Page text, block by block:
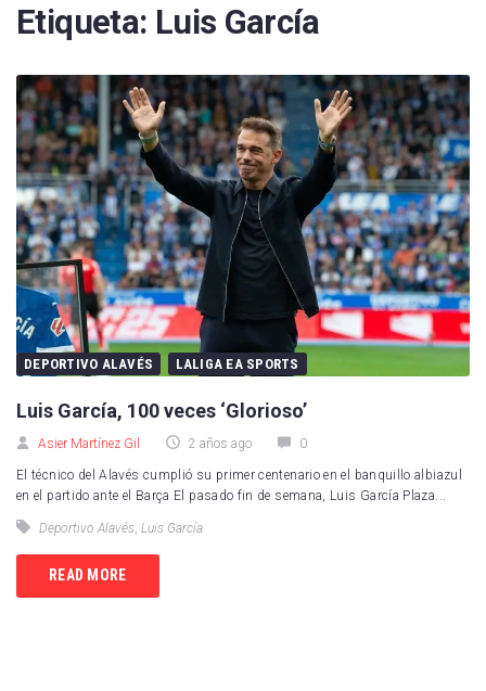
Etiqueta: Luis García
DEPORTIVO ALAVÉS LALIGA EA SPORTS
Luis García, 100 veces ‘Glorioso’
Asier Martínez Gil 2 años ago 0
El técnico del Alavés cumplió su primer centenario en el banquillo albiazul
en el partido ante el Barça El pasado fin de semana, Luis García Plaza...
Deportivo Alavés Luis García
READ MORE